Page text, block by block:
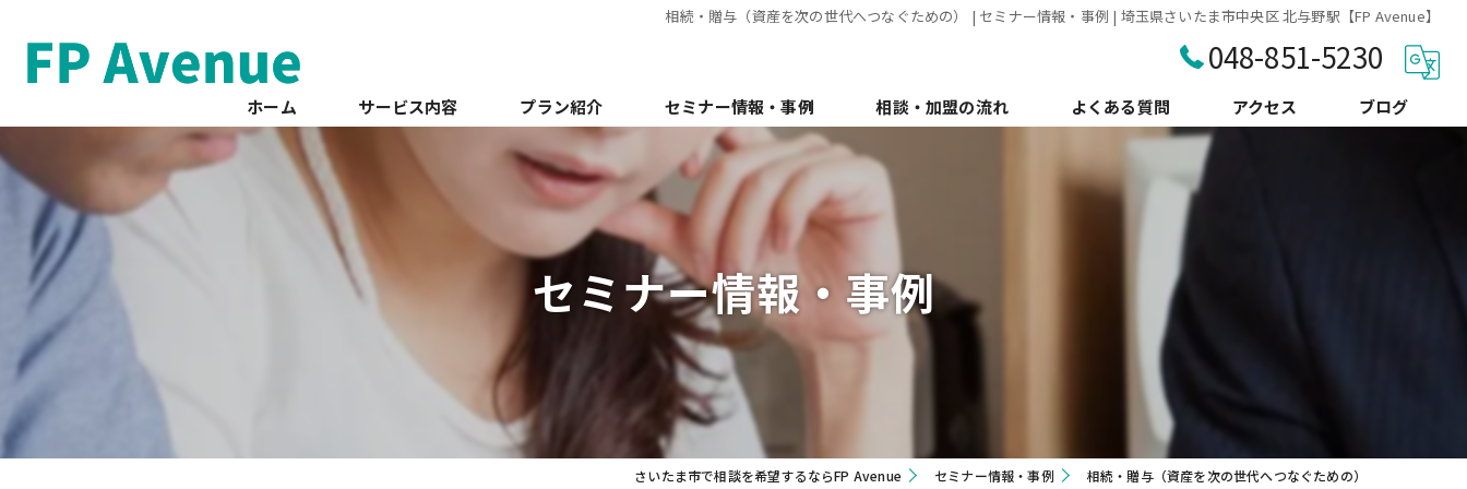
相続・贈与（資産を次の世代へつなぐための） | セミナー情報・事例 | 埼玉県さいたま市中央区 北与野駅【FP Avenue】
048-851-5230
ホーム サービス内容 プラン紹介 セミナー情報・事例 相談・加盟の流れ よくある質問 アクセス ブログ
セミナー情報・事例
さいたま市で相談を希望するならFP Avenue セミナー情報・事例 相続・贈与（資産を次の世代へつなぐための）